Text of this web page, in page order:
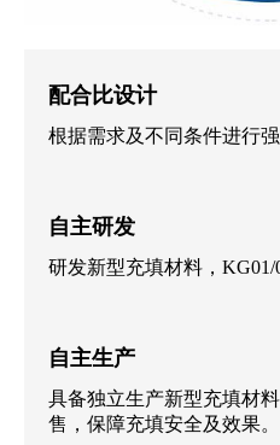
配合比设计
根据需求及不同条件进行
自主研发
研发新型充填材料，KG01/
自主生产
具备独立生产新型充填材
售，保障充填安全及效果。